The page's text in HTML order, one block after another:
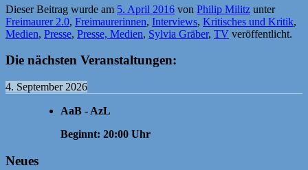
Dieser Beitrag wurde am 5. April 2016 von Philip Militz unter
Freimaurer 2.0, Freimaurerinnen, Interviews, Kritisches und Kritik,
Medien, Presse, Presse, Medien, Sylvia Gräber, TV veröffentlicht.
Die nächsten Veranstaltungen:
4. September 2026
AaB - AzL
Beginnt: 20:00 Uhr
Neues